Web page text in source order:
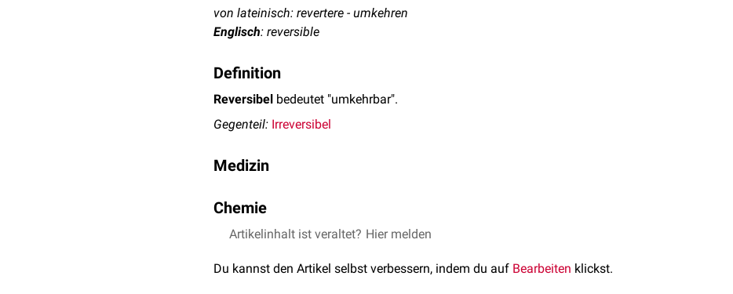
von lateinisch: revertere - umkehren
Englisch: reversible
Definition
Reversibel bedeutet "umkehrbar".
Gegenteil: Irreversibel
Medizin
integrumohne bleibende Zeichen abheilen.
Chemie
DieChemiebezeichnet Reaktionen als reversibel, die umkehrbar sind, also in beide Richtungen (
Artikelinhalt ist veraltet? Hier melden
Du kannst den Artikel selbst verbessern, indem du auf Bearbeiten klickst.